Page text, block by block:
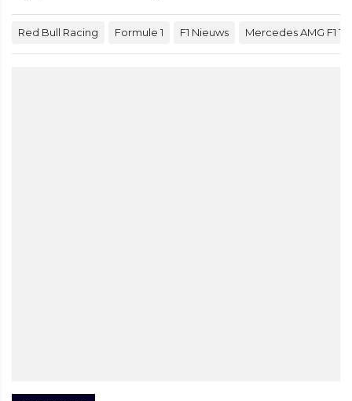
Red Bull Racing Formule 1 F1 Nieuws Mercedes AMG F1